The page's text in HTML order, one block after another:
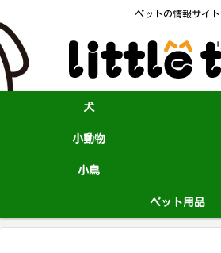
ペットの情報サイト
犬
小動物
小鳥
ペット用品